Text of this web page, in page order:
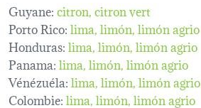
Guyane:citron citron vert
Porto Rico:lima limón limón agrio
Honduras:lima limón limón agrio
Panama:lima limón limón agrio
Vénézuéla:lima limón limón agrio
Colombie:lima limón limón agrio